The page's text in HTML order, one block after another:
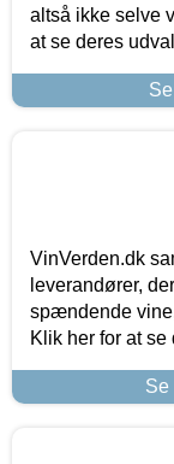
altså ikke selve
at se deres
VinVerden.dk
leverandører,
spændende
Klik her for at se
Se